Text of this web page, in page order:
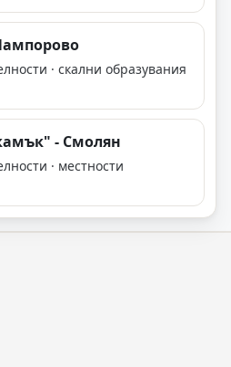
· скални образувания
- Смолян
· местности